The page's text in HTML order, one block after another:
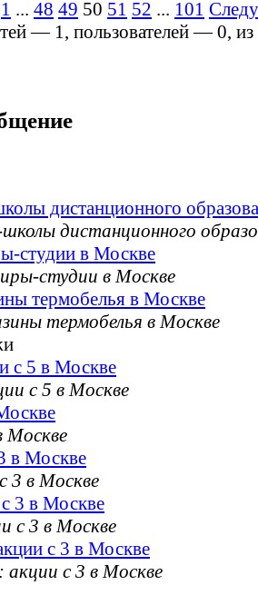
1 ... 48 49 50 51 52 ... 101
— 1, пользователей —0,
дистанционного
студии в Москве
термобелья в Москве
с 5 в Москве
в Москве
3 в Москве
с 3 в Москве